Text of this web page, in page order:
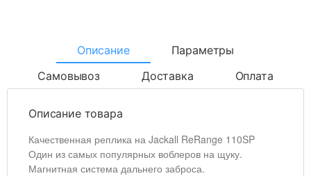
Описание
Параметры
Самовывоз
Доставка Оплата
Описание товара
Качественная реплика на Jackall ReRange 110SP
Один из самых популярных воблеров на щуку.
Магнитная система дальнего заброса.